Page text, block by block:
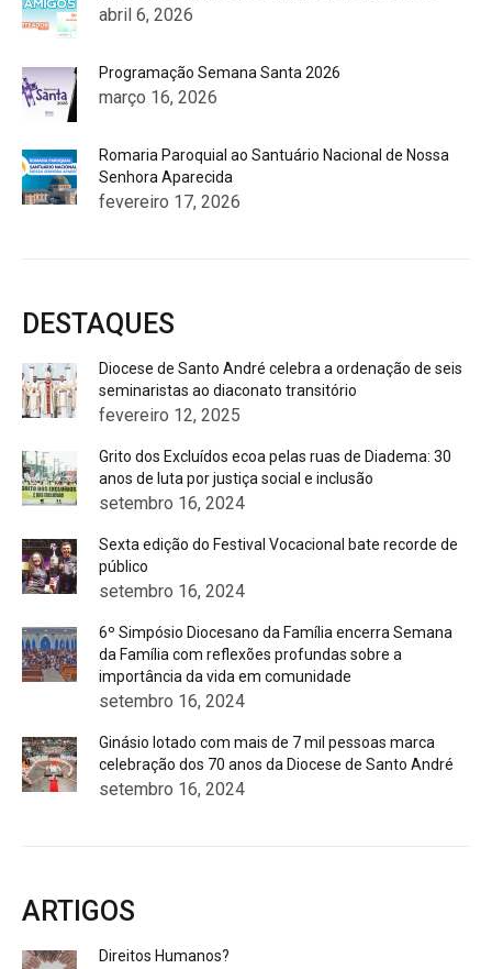
abril 6, 2026
Programação Semana Santa 2026
março 16, 2026
Romaria Paroquial ao Santuário Nacional de Nossa
Senhora Aparecida
fevereiro 17, 2026
DESTAQUES
Diocese de Santo André celebra a ordenação de seis
seminaristas ao diaconato transitório
fevereiro 12, 2025
Grito dos Excluídos ecoa pelas ruas de Diadema: 30
anos de luta por justiça social e inclusão
setembro 16, 2024
Sexta edição do Festival Vocacional bate recorde de
público
setembro 16, 2024
6º Simpósio Diocesano da Família encerra Semana
da Família com reflexões profundas sobre a
importância da vida em comunidade
setembro 16, 2024
Ginásio lotado com mais de 7 mil pessoas marca
celebração dos 70 anos da Diocese de Santo André
setembro 16, 2024
ARTIGOS
Direitos Humanos?